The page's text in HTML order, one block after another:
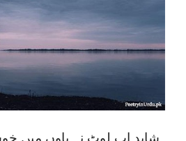
شاید اب لوٹ نہ پاوں میں